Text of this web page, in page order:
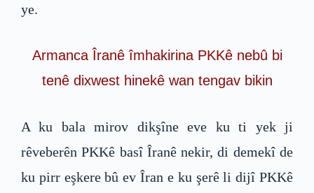
ye.
Armanca Îranê îmhakirina PKKê nebû bi
tenê dixwest hinekê wan tengav bikin
A ku bala mirov dikşîne eve ku ti yek ji
rêveberên PKKê basî Îranê nekir, di demekî de
ku pirr eşkere bû ev Îran e ku şerê li dijî PKKê